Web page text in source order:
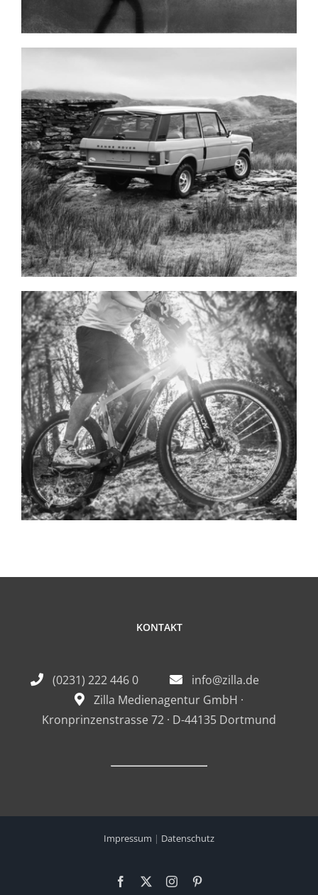
KONTAKT
(0231) 222 446 0
info@zilla.de
Zilla Medienagentur GmbH ·
Kronprinzenstrasse 72 · D-44135 Dortmund
Impressum | Datenschutz
Facebook Instagram